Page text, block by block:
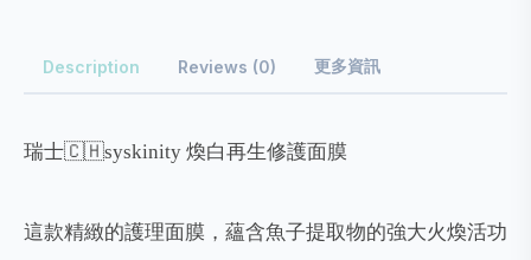
Description Reviews (0) 更多資訊
瑞士🇨🇭syskinity 煥白再生修護面膜
這款精緻的護理面膜，蘊含魚子提取物的強大火煥活功